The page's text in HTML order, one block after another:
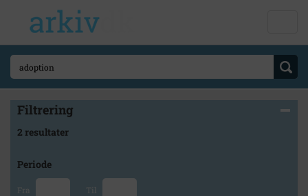
Filtrering
2 resultater
Periode
Fra Til